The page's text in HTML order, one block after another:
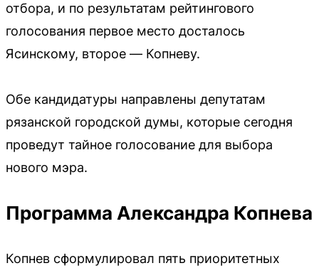
отбора, и по результатам рейтингового
голосования первое место досталось
Ясинскому, второе — Копневу.
Обе кандидатуры направлены депутатам
рязанской городской думы, которые сегодня
проведут тайное голосование для выбора
нового мэра.
Программа Александра Копнева
Копнев сформулировал пять приоритетных